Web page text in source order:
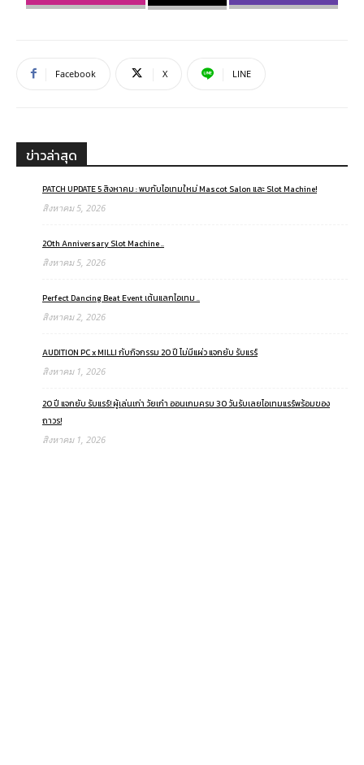
Facebook X LINE
ข่าวล่าสุด
PATCH UPDATE 5 สิงหาคม : พบกับไอเทมใหม่ Mascot Salon และ Slot Machine!
สิงหาคม 5, 2026
20th Anniversary Slot Machine ..
สิงหาคม 5, 2026
Perfect Dancing Beat Event เต้นแลกไอเทม ..
สิงหาคม 2, 2026
AUDITION PC x MILLI กับกิจกรรม 20 ปี ไม่มีแผ่ว แจกยับ รับแรร์
สิงหาคม 1, 2026
20 ปี แจกยับ รับแรร์! ผู้เล่นเก่า วัยเก๋า ออนเกมครบ 30 วันรับเลยไอเทมแรร์พร้อมของ
ถาวร!
สิงหาคม 1, 2026